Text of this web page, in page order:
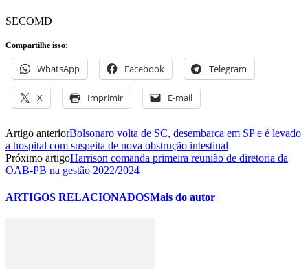
SECOMD
Compartilhe isso:
WhatsApp Facebook Telegram
X Imprimir E-mail
Artigo anteriorBolsonaro volta de SC, desembarca em SP e é levado
a hospital com suspeita de nova obstrução intestinal
Próximo artigoHarrison comanda primeira reunião de diretoria da
OAB-PB na gestão 2022/2024
ARTIGOS RELACIONADOSMais do autor